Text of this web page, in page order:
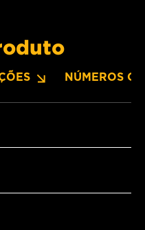
NÚMEROS OE